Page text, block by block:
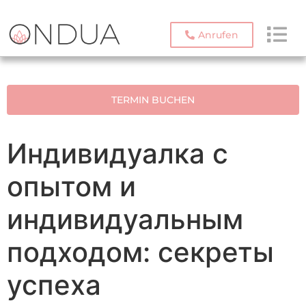
Anrufen
TERMIN BUCHEN
Индивидуалка с
опытом и
индивидуальным
подходом: секреты
успеха